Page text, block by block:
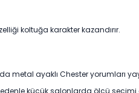
koltuğa karakter kazandırır.
metal ayaklı Chester yorumları
küçük salonlarda ölçü